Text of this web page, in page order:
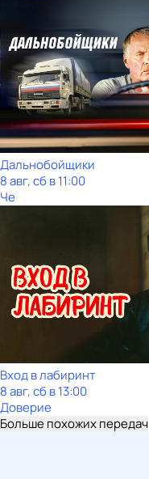
Дальнобойщики
8 авг, сб в 11:00
Че
Вход в лабиринт
8 авг, сб в 13:00
Доверие
Больше похожих передач